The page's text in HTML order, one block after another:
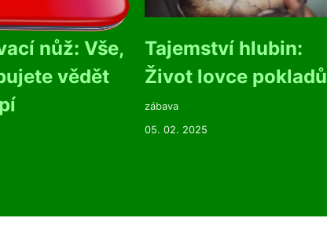
nůž: Vše,
vědět
Tajemství hlubin:
Život lovce pokladů
zábava
05. 02. 2025